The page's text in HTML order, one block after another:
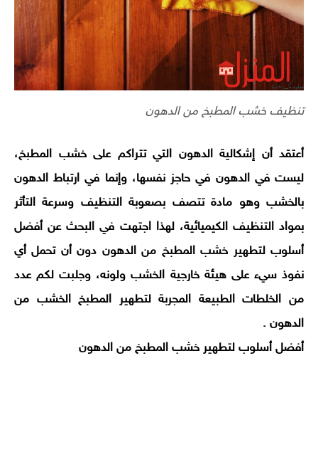
تنظيف خشب المطبخ من الدهون
أعتقد أن إشكالية الدهون التي تتراكم على خشب المطبخ،
ليست في الدهون في حاجز نفسها، وإنما في ارتباط الدهون
بالخشب وهو مادة تتصف بصعوبة التنظيف وسرعة التأثر
بمواد التنظيف الكيميائية، لهذا اجتهت في البحث عن أفضل
أسلوب لتطهير خشب المطبخ من الدهون دون أن تحمل أي
نفوذ سيء على هيئة خارجية الخشب ولونه، وجلبت لكم عدد
من الخلطات الطبيعة المجربة لتطهير المطبخ الخشب من
الدهون .
أفضل أسلوب لتطهير خشب المطبخ من الدهون